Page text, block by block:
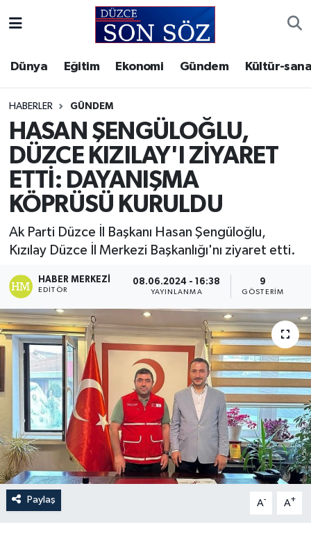
Dünya Eğitim Ekonomi Gündem Kültür-
HABERLER GÜNDEM
HASAN ŞENGÜLOĞLU,
DÜZCE KIZILAY'I ZİYARET
ETTİ: DAYANIŞMA
KÖPRÜSÜ KURULDU
Ak Parti Düzce İl Başkanı Hasan Şengüloğlu,
Kızılay Düzce İl Merkezi Başkanlığı'nı ziyaret etti.
HABER MERKEZI
EDITÖR
08.06.2024 - 16:38
YAYINLANMA
9
GÖSTERIM
Paylaş A- A+
Gizlilik Sözleşmesi
İletişim
Künye
Video Galeri
Akçakoca Hava Durumu
Akçakoca Trafik Yoğunluk Haritası
Süper Lig Puan Durumu ve Fikstür
Tüm Manşetler
Son Dakika Haberleri